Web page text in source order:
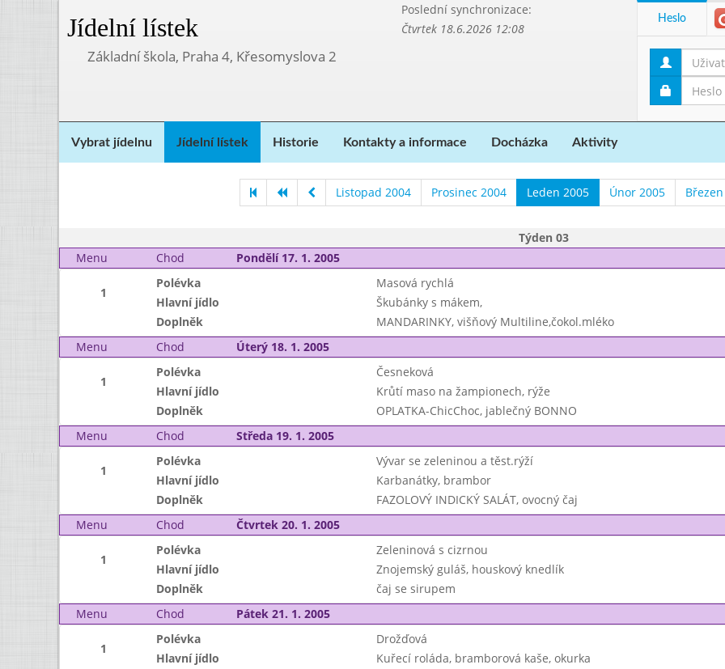
Jídelní lístek
Poslední synchronizace:
Čtvrtek 18.6.2026 12:08
Základní škola, Praha 4, Křesomyslova 2
Heslo
Vybrat jídelnu Jídelní lístek Historie Kontakty a informace Docházka Aktivity
Listopad 2004 Prosinec 2004 Leden 2005 Únor 2005
Týden 03
Menu
Chod Pondělí 17. 1. 2005
1
Polévka
Masová rychlá
Hlavní jídlo
Škubánky s mákem,
Doplněk
MANDARINKY, višňový Multiline,čokol.mléko
Menu
Chod Úterý 18. 1. 2005
1
Polévka
Česneková
Hlavní jídlo
Krůtí maso na žampionech, rýže
Doplněk
OPLATKA-ChicChoc, jablečný BONNO
Menu
Chod Středa 19. 1. 2005
1
Polévka
Vývar se zeleninou a těst.rýží
Hlavní jídlo
Karbanátky, brambor
Doplněk
FAZOLOVÝ INDICKÝ SALÁT, ovocný čaj
Menu
Chod Čtvrtek 20. 1. 2005
1
Polévka
Zeleninová s cizrnou
Hlavní jídlo
Znojemský guláš, houskový knedlík
Doplněk
čaj se sirupem
Menu
Chod Pátek 21. 1. 2005
1
Polévka
Drožďová
Hlavní jídlo
Kuřecí roláda, bramborová kaše, okurka